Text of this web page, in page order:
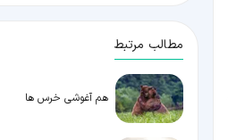
مطالب مرتبط
هم آغوشی خرس ها